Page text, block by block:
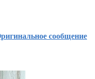
сообщение